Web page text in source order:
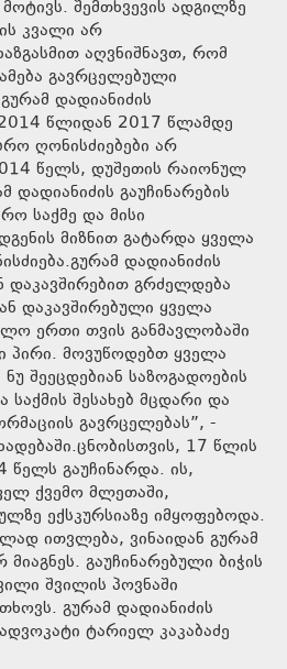
შემთხვევის ადგილზე
კვალი არ
აღვნიშნავთ, რომ
გავრცელებული
დადიანიძის
2014 წლიდან 2017 წლამდე
ღონისძიებები არ
წელს, დუშეთის რაიონულ
გაუჩინარების
საქმე და მისი
მიზნით გატარდა ყველა
დადიანიძის
დაკავშირებით გრძელდება
დაკავშირებული ყველა
ერთი თვის განმავლობაში
პირი. მოვუწოდებთ ყველა
შეეცდებიან საზოგადოების
საქმის შესახებ მცდარი და
გავრცელებას”, -
17 წლის
წელს გაუჩინარდა. ის,
ქვემო მლეთაში,
ექსკურსიაზე იმყოფებოდა.
ითვლება, ვინაიდან გურამ
გაუჩინარებული ბიჭის
შვილის პოვნაში
გურამ დადიანიძის
ტარიელ კაკაბაძე